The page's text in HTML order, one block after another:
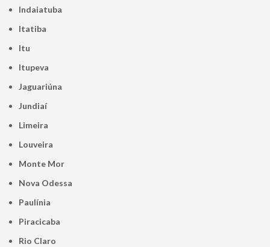
Indaiatuba
Itatiba
Itu
Itupeva
Jaguariúna
Jundiaí
Limeira
Louveira
Monte Mor
Nova Odessa
Paulínia
Piracicaba
Rio Claro